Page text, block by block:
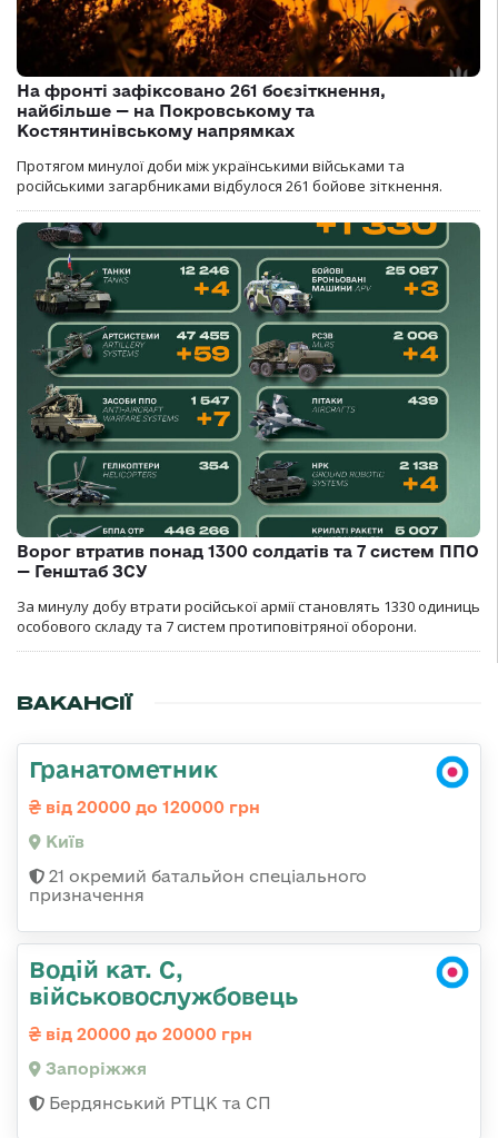
На фронті зафіксовано 261 боєзіткнення,
найбільше — на Покровському та
Костянтинівському напрямках
Протягом минулої доби між українськими військами та
російськими загарбниками відбулося 261 бойове зіткнення.
Ворог втратив понад 1300 солдатів та 7 систем ППО
— Генштаб ЗСУ
За минулу добу втрати російської армії становлять 1330 одиниць
особового складу та 7 систем протиповітряної оборони.
ВАКАНСІЇ
Гранатометник
від 20000 до 120000 грн
Київ
21 окремий батальйон спеціального
призначення
Водій кат. С,
військовослужбовець
від 20000 до 20000 грн
Запоріжжя
Бердянський РТЦК та СП